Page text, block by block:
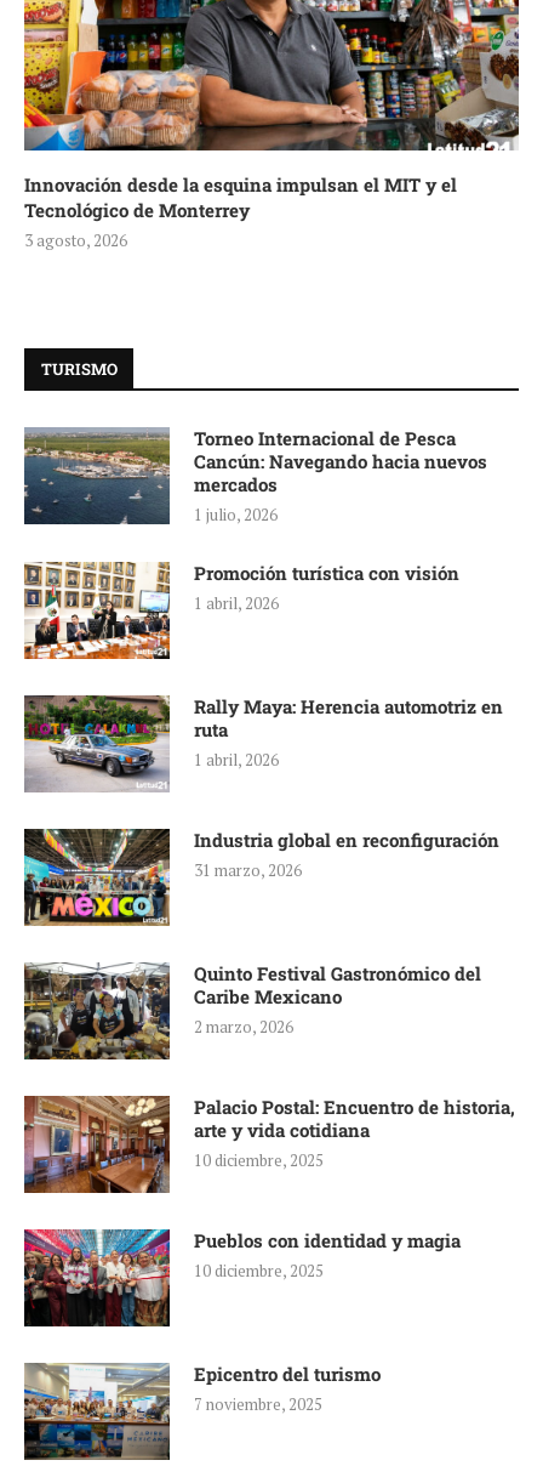
Innovación desde la esquina impulsan el MIT y el
Tecnológico de Monterrey
3 agosto, 2026
TURISMO
Torneo Internacional de Pesca
Cancún: Navegando hacia nuevos
mercados
1 julio, 2026
Promoción turística con visión
1 abril, 2026
Rally Maya: Herencia automotriz en
ruta
1 abril, 2026
Industria global en reconfiguración
31 marzo, 2026
Quinto Festival Gastronómico del
Caribe Mexicano
2 marzo, 2026
Palacio Postal: Encuentro de historia,
arte y vida cotidiana
10 diciembre, 2025
Pueblos con identidad y magia
10 diciembre, 2025
Epicentro del turismo
7 noviembre, 2025